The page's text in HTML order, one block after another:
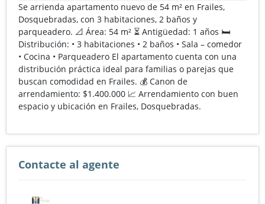
Se arrienda apartamento nuevo de 54 m² en Frailes,
Dosquebradas, con 3 habitaciones, 2 baños y
parqueadero. 📐 Área: 54 m² ⏳ Antigüedad: 1 años 🛏️
Distribución: • 3 habitaciones • 2 baños • Sala – comedor
• Cocina • Parqueadero El apartamento cuenta con una
distribución práctica ideal para familias o parejas que
buscan comodidad en Frailes. 💰 Canon de
arrendamiento: $1.400.000 📈 Arrendamiento con buen
espacio y ubicación en Frailes, Dosquebradas.
Contacte al agente